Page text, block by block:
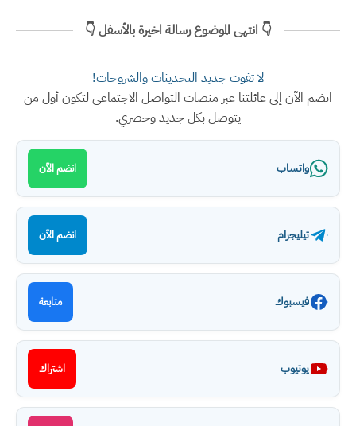
👇 انتهى الموضوع رسالة اخيرة بالأسفل 👇
لا تفوت جديد التحديثات والشروحات!
انضم الآن إلى عائلتنا عبر منصات التواصل الاجتماعي لتكون أول من
يتوصل بكل جديد وحصري.
واتساب انضم الآن
تيليجرام انضم الآن
فيسبوك متابعة
يوتيوب اشتراك